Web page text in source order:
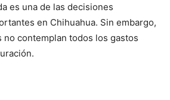
es una de las decisiones
en Chihuahua. Sin embargo,
contemplan todos los gastos